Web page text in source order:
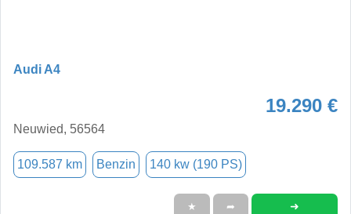
Audi A4
19.290 €
Neuwied, 56564
109.587 km Benzin 140 kw (190 PS)
★ ➦ ➜